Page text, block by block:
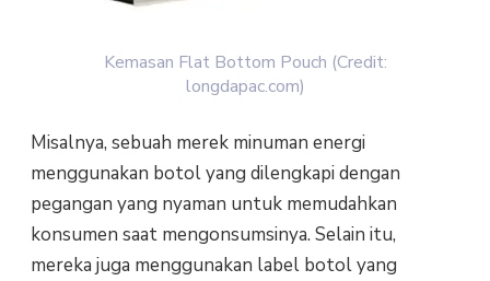
Kemasan Flat Bottom Pouch (Credit:
longdapac.com)
Misalnya, sebuah merek minuman energi
menggunakan botol yang dilengkapi dengan
pegangan yang nyaman untuk memudahkan
konsumen saat mengonsumsinya. Selain itu,
mereka juga menggunakan label botol yang